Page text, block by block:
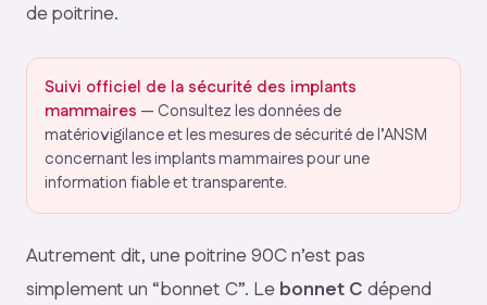
de poitrine.
Suivi officiel de la sécurité des implants
mammaires — Consultez les données de
matériovigilance et les mesures de sécurité de l’ANSM
concernant les implants mammaires pour une
information fiable et transparente.
Autrement dit, une poitrine 90C n’est pas
simplement un “bonnet C”. Le bonnet C dépend